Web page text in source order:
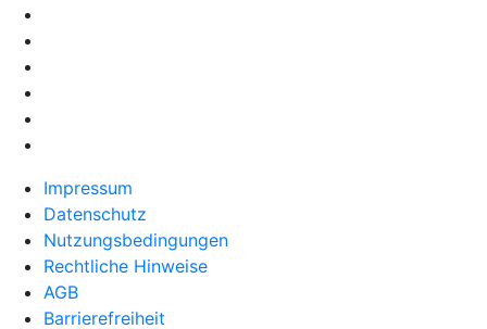
Impressum
Datenschutz
Nutzungsbedingungen
Rechtliche Hinweise
AGB
Barrierefreiheit